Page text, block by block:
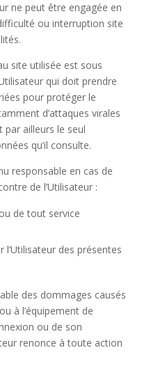
ne peut être engagée en
ou interruption site
site utilisée est sous
qui doit prendre
pour protéger le
d’attaques virales
par ailleurs le seul
qu’il consulte.
responsable en cas de
de l’Utilisateur :
de tout service
des présentes
des dommages causés
à l’équipement de
ou de son
renonce à toute action